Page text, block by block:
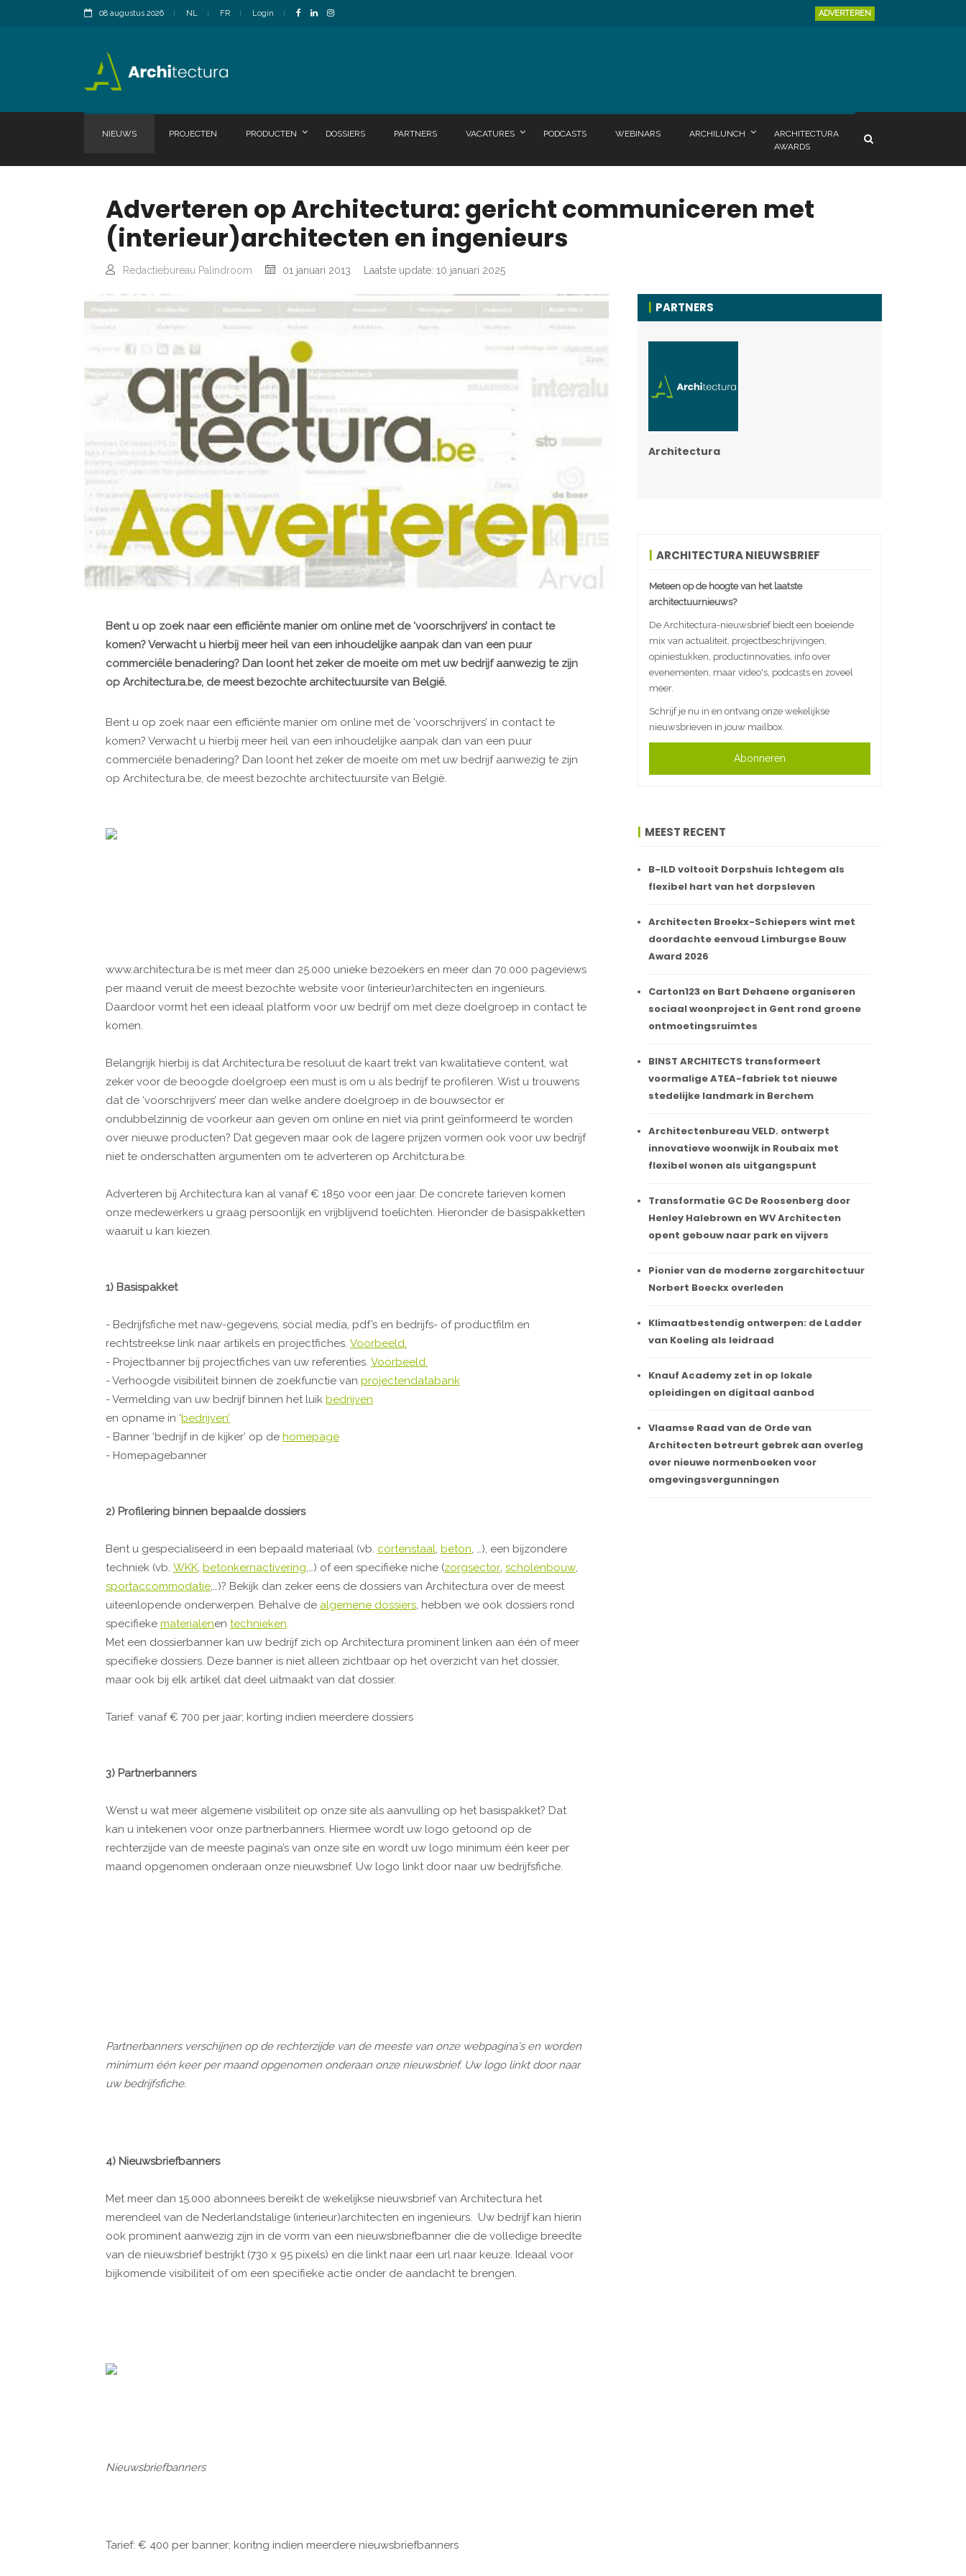
08 augustus 2026 NL FR Login ADVERTEREN
NIEUWS PROJECTEN PRODUCTEN DOSSIERS PARTNERS VACATURES PODCASTS WEBINARS ARCHILUNCH
ARCHITECTURA
AWARDS
Adverteren op Architectura: gericht communiceren met
(interieur)architecten en ingenieurs
Redactiebureau Palindroom 01 januari 2013 Laatste update: 10 januari 2025
Bent u op zoek naar een efficiënte manier om online met de ‘voorschrijvers’ in contact te
komen? Verwacht u hierbij meer heil van een inhoudelijke aanpak dan van een puur
commerciële benadering? Dan loont het zeker de moeite om met uw bedrijf aanwezig te zijn
op Architectura.be, de meest bezochte architectuursite van België.
Bent u op zoek naar een efficiënte manier om online met de ‘voorschrijvers’ in contact te
komen? Verwacht u hierbij meer heil van een inhoudelijke aanpak dan van een puur
commerciële benadering? Dan loont het zeker de moeite om met uw bedrijf aanwezig te zijn
op Architectura.be, de meest bezochte architectuursite van België.
www.architectura.be is met meer dan 25.000 unieke bezoekers en meer dan 70.000 pageviews
per maand veruit de meest bezochte website voor (interieur)architecten en ingenieurs.
Daardoor vormt het een ideaal platform voor uw bedrijf om met deze doelgroep in contact te
komen.
Belangrijk hierbij is dat Architectura.be resoluut de kaart trekt van kwalitatieve content, wat
zeker voor de beoogde doelgroep een must is om u als bedrijf te profileren. Wist u trouwens
dat de ‘voorschrijvers’ meer dan welke andere doelgroep in de bouwsector er
ondubbelzinnig de voorkeur aan geven om online en niet via print geïnformeerd te worden
over nieuwe producten? Dat gegeven maar ook de lagere prijzen vormen ook voor uw bedrijf
niet te onderschatten argumenten om te adverteren op Architctura.be.
Adverteren bij Architectura kan al vanaf € 1850 voor een jaar. De concrete tarieven komen
onze medewerkers u graag persoonlijk en vrijblijvend toelichten. Hieronder de basispakketten
waaruit u kan kiezen.
1) Basispakket
- Bedrijfsfiche met naw-gegevens, social media, pdf’s en bedrijfs- of productfilm en
rechtstreekse link naar artikels en projectfiches. Voorbeeld.
- Projectbanner bij projectfiches van uw referenties. Voorbeeld.
- Verhoogde visibiliteit binnen de zoekfunctie van projectendatabank
- Vermelding van uw bedrijf binnen het luik bedrijven
en opname in ‘bedrijven’
- Banner ‘bedrijf in de kijker’ op de homepage
- Homepagebanner
2) Profilering binnen bepaalde dossiers
Bent u gespecialiseerd in een bepaald materiaal (vb. cortenstaal, beton, …), een bijzondere
techniek (vb. WKK, betonkernactivering,…) of een specifieke niche (zorgsector, scholenbouw,
sportaccommodatie,…)? Bekijk dan zeker eens de dossiers van Architectura over de meest
uiteenlopende onderwerpen. Behalve de algemene dossiers, hebben we ook dossiers rond
specifieke materialenen technieken.
Met een dossierbanner kan uw bedrijf zich op Architectura prominent linken aan één of meer
specifieke dossiers. Deze banner is niet alleen zichtbaar op het overzicht van het dossier,
maar ook bij elk artikel dat deel uitmaakt van dat dossier.
Tarief: vanaf € 700 per jaar; korting indien meerdere dossiers
3) Partnerbanners
Wenst u wat meer algemene visibiliteit op onze site als aanvulling op het basispakket? Dat
kan u intekenen voor onze partnerbanners. Hiermee wordt uw logo getoond op de
rechterzijde van de meeste pagina’s van onze site en wordt uw logo minimum één keer per
maand opgenomen onderaan onze nieuwsbrief. Uw logo linkt door naar uw bedrijfsfiche.
Partnerbanners verschijnen op de rechterzijde van de meeste van onze webpagina's en worden
minimum één keer per maand opgenomen onderaan onze nieuwsbrief. Uw logo linkt door naar
uw bedrijfsfiche.
4) Nieuwsbriefbanners
Met meer dan 15.000 abonnees bereikt de wekelijkse nieuwsbrief van Architectura het
merendeel van de Nederlandstalige (interieur)architecten en ingenieurs. Uw bedrijf kan hierin
ook prominent aanwezig zijn in de vorm van een nieuwsbriefbanner die de volledige breedte
van de nieuwsbrief bestrijkt (730 x 95 pixels) en die linkt naar een url naar keuze. Ideaal voor
bijkomende visibiliteit of om een specifieke actie onder de aandacht te brengen.
Nieuwsbriefbanners
Tarief: € 400 per banner; koritng indien meerdere nieuwsbriefbanners
PARTNERS
Architectura
ARCHITECTURA NIEUWSBRIEF
Meteen op de hoogte van het laatste
architectuurnieuws?
De Architectura-nieuwsbrief biedt een boeiende
mix van actualiteit, projectbeschrijvingen,
opiniestukken, productinnovaties, info over
evenementen, maar video's, podcasts en zoveel
meer.
Schrijf je nu in en ontvang onze wekelijkse
nieuwsbrieven in jouw mailbox.
Abonneren
MEEST RECENT
B-ILD voltooit Dorpshuis Ichtegem als
flexibel hart van het dorpsleven
Architecten Broekx-Schiepers wint met
doordachte eenvoud Limburgse Bouw
Award 2026
Carton123 en Bart Dehaene organiseren
sociaal woonproject in Gent rond groene
ontmoetingsruimtes
BINST ARCHITECTS transformeert
voormalige ATEA-fabriek tot nieuwe
stedelijke landmark in Berchem
Architectenbureau VELD. ontwerpt
innovatieve woonwijk in Roubaix met
flexibel wonen als uitgangspunt
Transformatie GC De Roosenberg door
Henley Halebrown en WV Architecten
opent gebouw naar park en vijvers
Pionier van de moderne zorgarchitectuur
Norbert Boeckx overleden
Klimaatbestendig ontwerpen: de Ladder
van Koeling als leidraad
Knauf Academy zet in op lokale
opleidingen en digitaal aanbod
Vlaamse Raad van de Orde van
Architecten betreurt gebrek aan overleg
over nieuwe normenboeken voor
omgevingsvergunningen